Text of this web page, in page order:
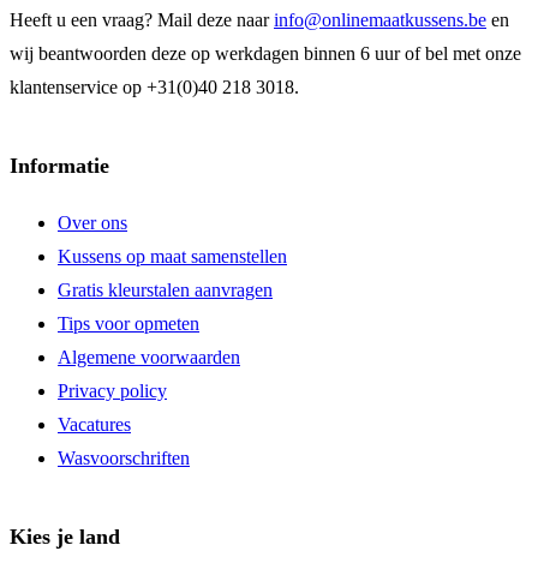
Heeft u een vraag? Mail deze naarinfo@onlinemaatkussens.be en
wij beantwoorden deze op werkdagen binnen 6 uur of bel met onze
klantenservice op +31(0)40 218 3018.
Informatie
Over ons
Kussens op maat samenstellen
Gratis kleurstalen aanvragen
Tips voor opmeten
Algemene voorwaarden
Privacy policy
Vacatures
Wasvoorschriften
Kies je land